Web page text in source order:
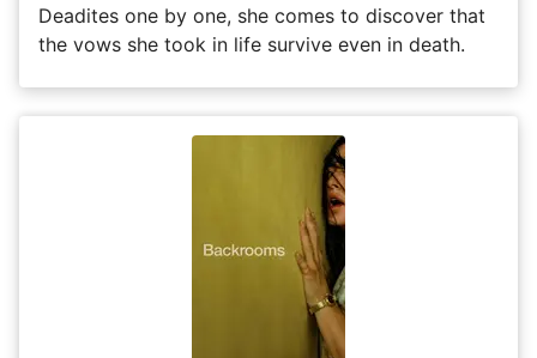
Deadites one by one, she comes to discover that
the vows she took in life survive even in death.